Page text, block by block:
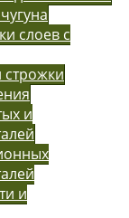
слоев с
строжки
и
и